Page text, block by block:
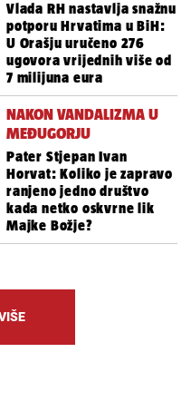
Vlada RH nastavlja snažnu
potporu Hrvatima u BiH:
U Orašju uručeno 276
ugovora vrijednih više od
7 milijuna eura
NAKON VANDALIZMA U
MEĐUGORJU
Pater Stjepan Ivan
Horvat: Koliko je zapravo
ranjeno jedno društvo
kada netko oskvrne lik
Majke Božje?